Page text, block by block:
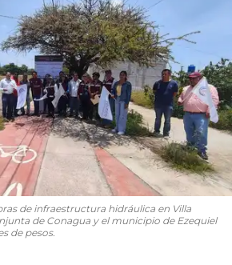
de infraestructura hidráulica en Villa
de Conagua y el municipio de Ezequiel
de pesos.